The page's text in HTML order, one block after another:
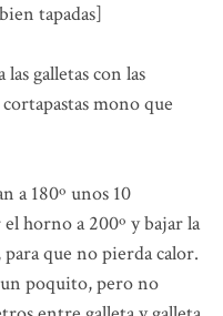
tapadas]
galletas con las
mono que
a 180º unos 10
horno a 200º y bajar la
que no pierda calor.
poquito, pero no